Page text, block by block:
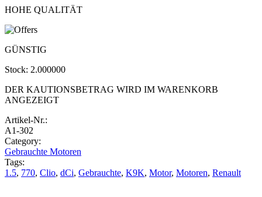
HOHE QUALITÄT
GÜNSTIG
Stock: 2.000000
DER KAUTIONSBETRAG WIRD IM WARENKORB
ANGEZEIGT
Artikel-Nr.:
A1-302
Category:
Gebrauchte Motoren
Tags:
1.5, 770, Clio, dCi, Gebrauchte, K9K, Motor, Motoren, Renault